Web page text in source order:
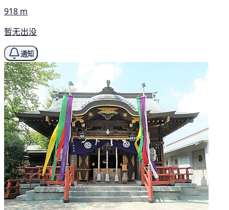
918 m
暂无出没
通知